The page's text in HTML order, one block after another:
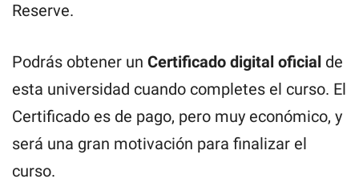
Reserve.
Podrás obtener un Certificado digital oficial de
esta universidad cuando completes el curso. El
Certificado es de pago, pero muy económico, y
será una gran motivación para finalizar el
curso.